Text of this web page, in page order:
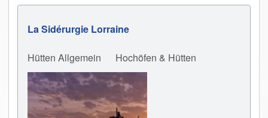
La Sidérurgie Lorraine
Hütten Allgemein Hochöfen & Hütten